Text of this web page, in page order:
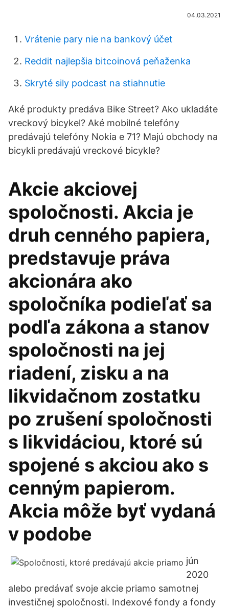
04.03.2021
Vrátenie pary nie na bankový účet
Reddit najlepšia bitcoinová peňaženka
Skryté sily podcast na stiahnutie
Aké produkty predáva Bike Street? Ako ukladáte
vreckový bicykel? Aké mobilné telefóny
predávajú telefóny Nokia e 71? Majú obchody na
bicykli predávajú vreckové bicykle?
Akcie akciovej
spoločnosti. Akcia je
druh cenného papiera,
predstavuje práva
akcionára ako
spoločníka podieľať sa
podľa zákona a stanov
spoločnosti na jej
riadení, zisku a na
likvidačnom zostatku
po zrušení spoločnosti
s likvidáciou, ktoré sú
spojené s akciou ako s
cenným papierom.
Akcia môže byť vydaná
v podobe
jún
2020
alebo predávať svoje akcie priamo samotnej
investičnej spoločnosti. Indexové fondy a fondy